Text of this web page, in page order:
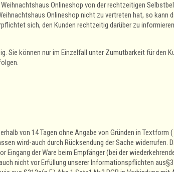
Onlineshop von der rechtzeitigen
Onlineshop nicht zu vertreten hat, so kann
sich, den Kunden rechtzeitig darüber zu
Sie können nur im Einzelfall unter Zumutbarkeit für den
von 14 Tagen ohne Angabe von Gründen in Textform
wird-auch durch Rücksendung der Sache widerrufen.
Eingang der Ware beim Empfänger (bei der
nicht vor Erfüllung unserer Informationspflichten